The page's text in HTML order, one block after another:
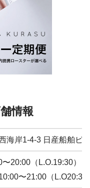
情報
海岸1-4-3 日産船舶ビ
20:00（L.O.19:30）
〜21:00（L.O20:30